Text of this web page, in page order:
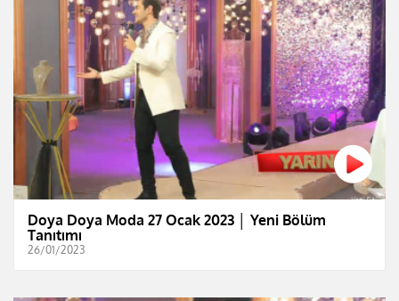
Doya Doya Moda 27 Ocak 2023 │ Yeni Bölüm
Tanıtımı
26/01/2023